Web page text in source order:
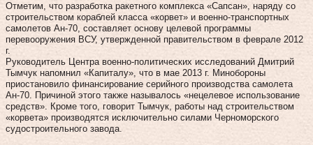
Отметим, что разработка ракетного комплекса «Сапсан», наряду со
строительством кораблей класса «корвет» и военно-транспортных
самолетов Ан-70, составляет основу целевой программы
перевооружения ВСУ, утвержденной правительством в феврале 2012
г.
Руководитель Центра военно-политических исследований Дмитрий
Тымчук напомнил «Капиталу», что в мае 2013 г. Минобороны
приостановило финансирование серийного производства самолета
Ан-70. Причиной этого также называлось «нецелевое использование
средств». Кроме того, говорит Тымчук, работы над строительством
«корвета» производятся исключительно силами Черноморского
судостроительного завода.